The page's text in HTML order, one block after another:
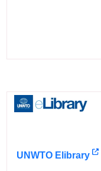
UNWTO Elibrary